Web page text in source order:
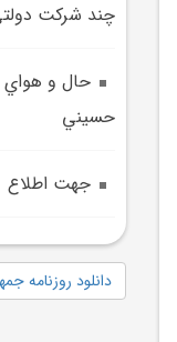
چند شرکت
حال و هواي
حسيني
جهت اطلاع
دانلود روزنامه جمهوری